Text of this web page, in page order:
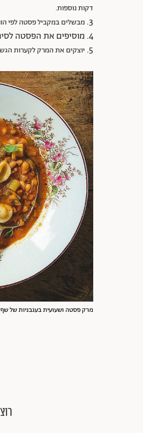
דקות נוספות.
3. מבשלים במקביל פסטה לפי
4. מוסיפים את הפסטה לסיר המרק ומערבבים.
5. יוצקים את המרק לקערות
מרק פסטה ושעועית בעגבניות של שף